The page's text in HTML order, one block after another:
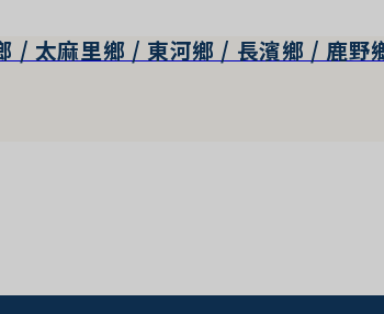
/ 太麻里鄉 / 東河鄉 / 長濱鄉 / 鹿